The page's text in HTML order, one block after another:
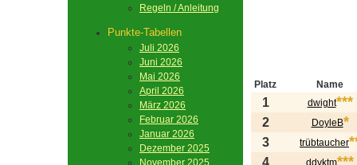
Regeln / Anleitung
Punkte-Tabellen
Juli 2026
Juni 2026
Mai 2026
April 2026
März 2026
Februar 2026
Januar 2026
Dezember 2025
November 2025
Platz Name
1 dwight***
2 DoyleB*
3 trübtaucher
4 ddvktm***